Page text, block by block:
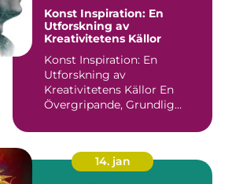
Konst Inspiration: En
Utforskning av
Kreativitetens Källor
Konst Inspiration: En
Utforskning av
Kreativitetens Källor En
Övergripande, Grundlig
14. jan